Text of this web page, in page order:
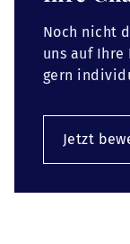
Noch nicht
uns auf
gern
Jetzt